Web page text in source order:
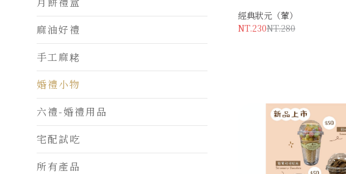
麻油好禮
手工麻粩
婚禮小物
六禮-婚禮用品
宅配試吃
所有產品
經典狀元（葷）
NT.230NT.280